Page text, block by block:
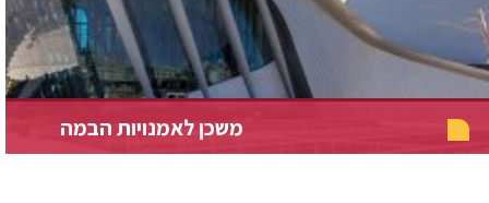
משכן לאמנויות הבמה